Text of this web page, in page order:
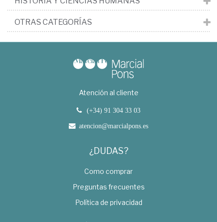
OTRAS CATEGORÍAS
Atención al cliente
(+34) 91 304 33 03
atencion@marcialpons.es
¿DUDAS?
Como comprar
Preguntas frecuentes
Política de privacidad